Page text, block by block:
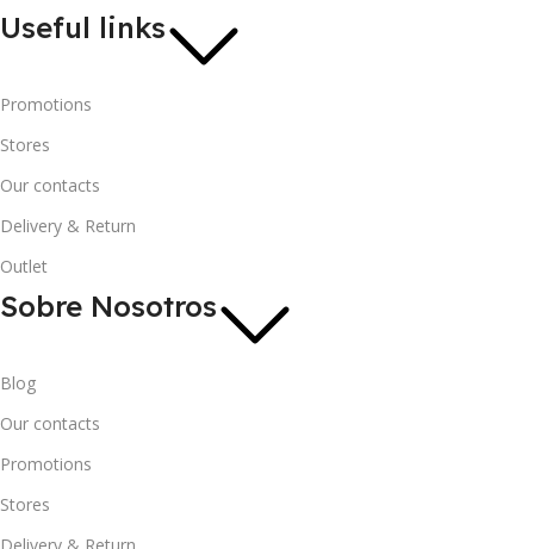
Useful links
Promotions
Stores
Our contacts
Delivery & Return
Outlet
Sobre Nosotros
Blog
Our contacts
Promotions
Stores